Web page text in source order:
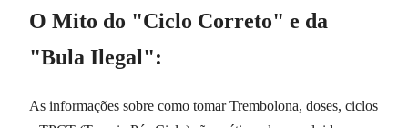
O Mito do "Ciclo Correto" e da
"Bula Ilegal":
As informações sobre como tomar Trembolona, doses, ciclos